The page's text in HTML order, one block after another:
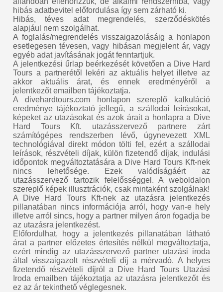
hibás adatbevitel előfordulása így sem zárható ki.
Hibás, téves adat megrendelés, szerződéskötés
alapjául nem szolgálhat.
A foglalás/megrendelés visszaigazolásáig a honlapon
esetlegesen tévesen, vagy hibásan megjelent ár, vagy
egyéb adat javításának jogát fenntartjuk.
A jelentkezési űrlap beérkezését követően a Dive Hard
Tours a partnerétől lekéri az aktuális helyet illetve az
akkor aktuális árat, és ennek eredményéről a
jelentkezőt emailben tájékoztatja.
A divehardtours.com honlapon szereplő kalkuláció
eredménye tájékoztató jellegű, a szállodai leírásokat,
képeket az utazásokat és azok árait a honlapra a Dive
Hard Tours Kft. utazásszervező partnere zárt
számítógépes rendszerben lévő, úgynevezett XML
technológiával direkt módon tölti fel, ezért a szállodai
leírások, részvételi díjak, külön fizetendő díjak, indulási
időpontok megváltoztatására a Dive Hard Tours Kft-nek
nincs lehetősége. Ezek valódíságáért az
utazásszervező tartozik felelősséggel. A weboldalon
szereplő képek illusztrációk, csak mintaként szolgálnak!
A Dive Hard Tours Kft-nek az utazásra jelentkezés
pillanatában nincs információja arról, hogy van-e hely
illetve arról sincs, hogy a partner milyen áron fogadja be
az utazásra jelentkezést.
Előfordulhat, hogy a jelentkezés pillanatában látható
árat a partner előzetes értesítés nélkül megváltoztatja,
ezért mindig az utazásszervező partner utazási iroda
által visszaigazolt részvételi díj a mérvadó. A helyes
fizetendő részvételi díjról a Dive Hard Tours Utazási
Iroda emailben tájékoztatja az utazásra jelentkezőt és
ez az ár tekinthető véglegesnek.